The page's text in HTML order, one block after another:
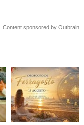
Content sponsored by Outbrain